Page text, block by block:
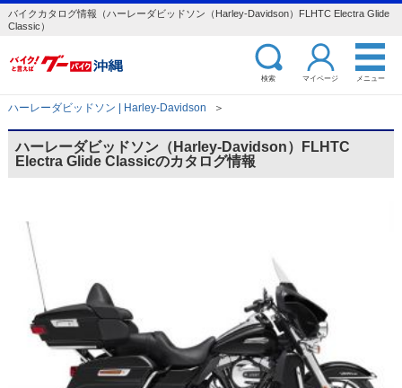
バイクカタログ情報（ハーレーダビッドソン（Harley-Davidson）FLHTC Electra Glide
Classic）
検索 マイページ メニュー
ハーレーダビッドソン | Harley-Davidson ＞
ハーレーダビッドソン（Harley-Davidson）FLHTC
Electra Glide Classicのカタログ情報